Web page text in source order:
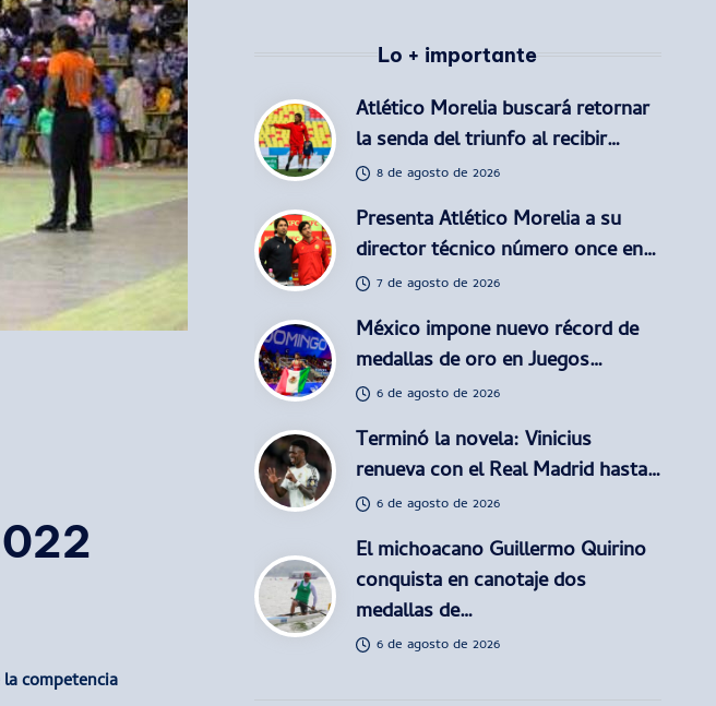
competencia
Lo + importante
Atlético Morelia buscará retornar
la senda del triunfo al recibir…
8 de agosto de 2026
Presenta Atlético Morelia a su
director técnico número once en…
7 de agosto de 2026
México impone nuevo récord de
medallas de oro en Juegos…
6 de agosto de 2026
Terminó la novela: Vinicius
renueva con el Real Madrid hasta…
6 de agosto de 2026
El michoacano Guillermo Quirino
conquista en canotaje dos
medallas de…
6 de agosto de 2026